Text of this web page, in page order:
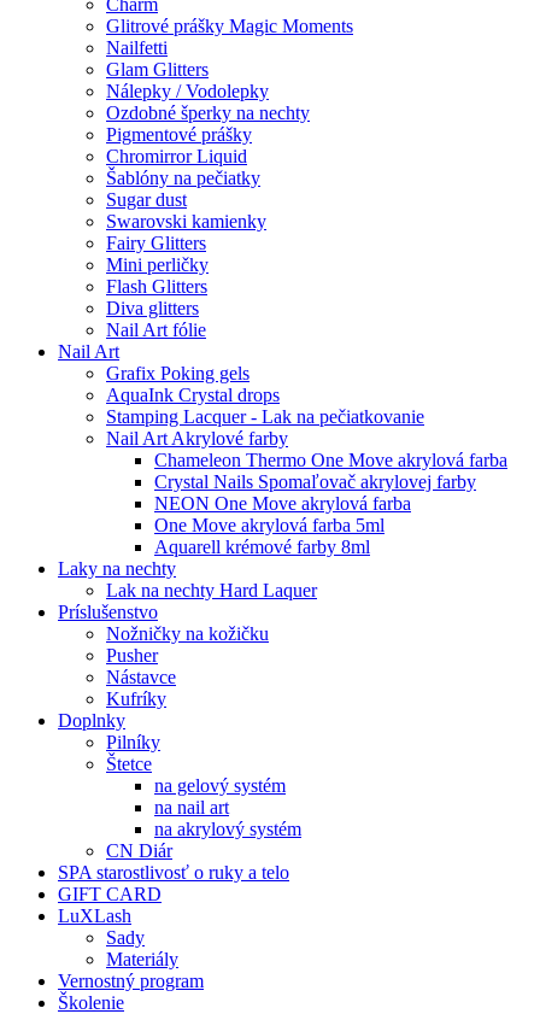
Charm
Glitrové prášky Magic Moments
Nailfetti
Glam Glitters
Nálepky / Vodolepky
Ozdobné šperky na nechty
Pigmentové prášky
Chromirror Liquid
Šablóny na pečiatky
Sugar dust
Swarovski kamienky
Fairy Glitters
Mini perličky
Flash Glitters
Diva glitters
Nail Art fólie
Nail Art
Grafix Poking gels
AquaInk Crystal drops
Stamping Lacquer - Lak na pečiatkovanie
Nail Art Akrylové farby
Chameleon Thermo One Move akrylová farba
Crystal Nails Spomaľovač akrylovej farby
NEON One Move akrylová farba
One Move akrylová farba 5ml
Aquarell krémové farby 8ml
Laky na nechty
Lak na nechty Hard Laquer
Príslušenstvo
Nožničky na kožičku
Pusher
Nástavce
Kufríky
Doplnky
Pilníky
Štetce
na gelový systém
na nail art
na akrylový systém
CN Diár
SPA starostlivosť o ruky a telo
GIFT CARD
LuXLash
Sady
Materiály
Vernostný program
Školenie